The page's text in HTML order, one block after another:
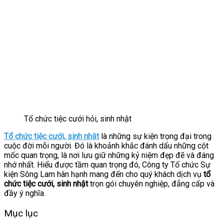
Tổ chức tiệc cưới hỏi, sinh nhật
Tổ chức tiệc cưới, sinh nhậtlà những sự kiện trọng đại trong
cuộc đời mỗi người. Đó là khoảnh khắc đánh dấu những cột
mốc quan trọng, là nơi lưu giữ những kỷ niệm đẹp đẽ và đáng
nhớ nhất. Hiểu được tầm quan trọng đó, Công ty Tổ chức Sự
kiện Sông Lam hân hạnh mang đến cho quý khách dịch vụ tổ
chức tiệc cưới, sinh nhậttrọn gói chuyên nghiệp, đẳng cấp và
đầy ý nghĩa.
Mục lục